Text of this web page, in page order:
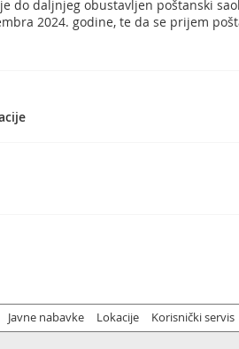
do daljnjeg obustavljen poštanski
2024. godine, te da se prijem
Javne nabavke Lokacije Korisnički servis